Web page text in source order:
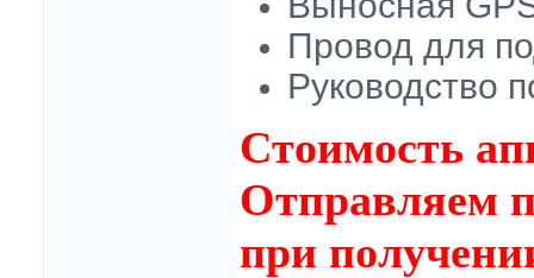
Провод для
Руководство
Стоимость
Отправляем
при